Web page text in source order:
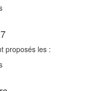
proposés les :